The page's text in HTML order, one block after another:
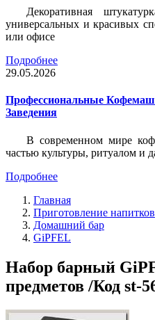
Декоративная
универсальных и красивых
или офисе
Подробнее
29.05.2026
Профессиональные
Заведения
В современном мире
частью культуры, ритуалом и
Подробнее
Главная
Приготовление напитков
Домашний бар
GiPFEL
Набор барный
предметов /Код st-